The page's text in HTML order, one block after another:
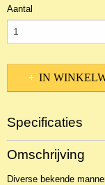
Aantal
IN
Specificaties
Productcode
2CDKo-3575
EAN code
Omschrijving
Diverse bekende